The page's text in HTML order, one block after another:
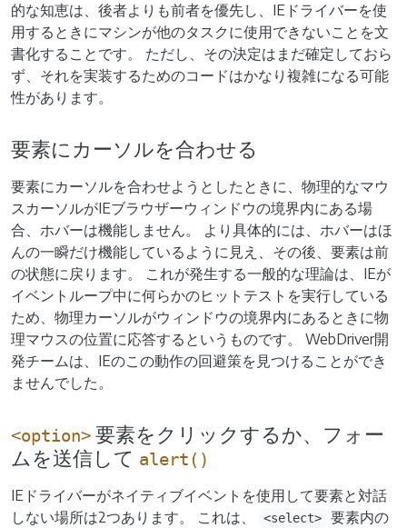
的な知恵は、後者よりも前者を優先し、IEドライバーを使
用するときにマシンが他のタスクに使用できないことを文
書化することです。 ただし、その決定はまだ確定しておら
ず、それを実装するためのコードはかなり複雑になる可能
性があります。
要素にカーソルを合わせる
要素にカーソルを合わせようとしたときに、物理的なマウ
スカーソルがIEブラウザーウィンドウの境界内にある場
合、ホバーは機能しません。 より具体的には、ホバーはほ
んの一瞬だけ機能しているように見え、その後、要素は前
の状態に戻ります。 これが発生する一般的な理論は、IEが
イベントループ中に何らかのヒットテストを実行している
ため、物理カーソルがウィンドウの境界内にあるときに物
理マウスの位置に応答するというものです。 WebDriver開
発チームは、IEのこの動作の回避策を見つけることができ
ませんでした。
<option> 要素をクリックするか、フォー
ムを送信して alert()
IEドライバーがネイティブイベントを使用して要素と対話
しない場所は2つあります。 これは、
<select> 要素内の